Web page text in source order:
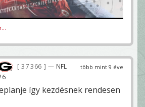
több mint 9 éve
37 366
— NFL
így kezdésnek rendesen